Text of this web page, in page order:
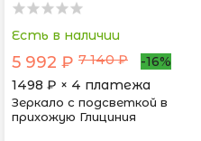
Есть в наличии
5 992 ₽ 7 140 ₽
-16%
1498 ₽ × 4 платежа
Зеркало с подсветкой в
прихожую Глициния